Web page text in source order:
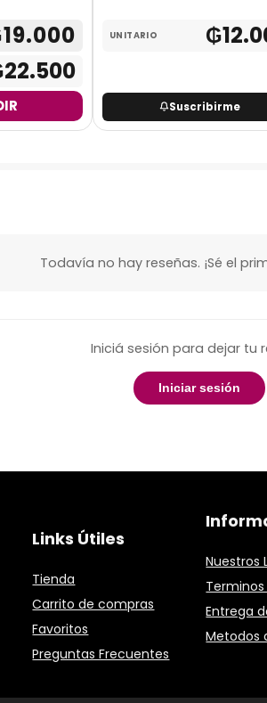
19.000
22.500
UNITARIO ₲
Suscribirme
Todavía no hay reseñas. ¡Sé el
Iniciá sesión para dejar tu
Iniciar sesión
Links Útiles
Tienda
Carrito de compras
Favoritos
Preguntas Frecuentes
Nuestros
Entrega
Metodos